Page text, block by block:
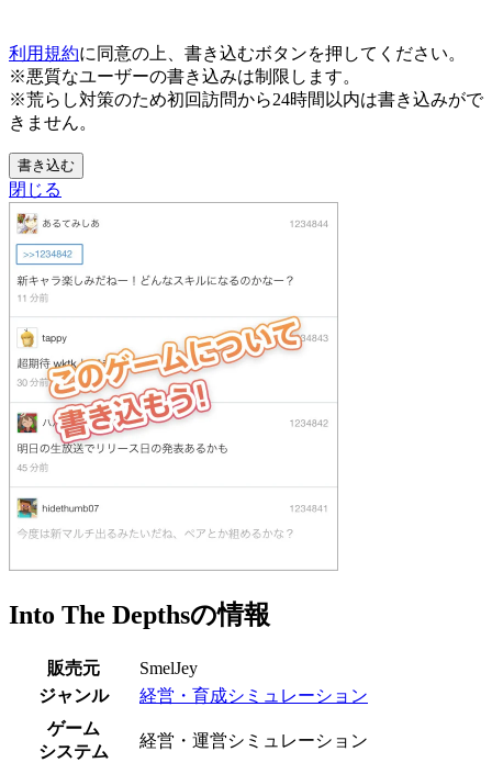
利用規約に同意の上、書き込むボタンを押してください。
※悪質なユーザーの書き込みは制限します。
※荒らし対策のため初回訪問から24時間以内は書き込みがで
きません。
書き込む
閉じる
Into The Depthsの情報
販売元
SmelJey
ジャンル
経営・育成シミュレーション
ゲーム
システム
経営・運営シミュレーション